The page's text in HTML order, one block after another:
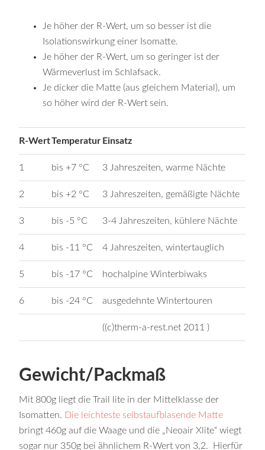
Je höher der R-Wert, um so besser ist die
Isolationswirkung einer Isomatte.
Je höher der R-Wert, um so geringer ist der
Wärmeverlust im Schlafsack.
Je dicker die Matte (aus gleichem Material), um
so höher wird der R-Wert sein.
R-WertTemperatur Einsatz
1 bis +7 °C 3 Jahreszeiten, warme Nächte
2 bis +2 °C 3 Jahreszeiten, gemäßigte Nächte
3 bis -5 °C 3-4 Jahreszeiten, kühlere Nächte
4 bis -11 °C 4 Jahreszeiten, wintertauglich
5 bis -17 °C hochalpine Winterbiwaks
6 bis -24 °C ausgedehnte Wintertouren
((c)therm-a-rest.net 2011 )
Gewicht/Packmaß
Mit 800g liegt die Trail lite in der Mittelklasse der
Isomatten. Die leichteste selbstaufblasende Matte
bringt 460g auf die Waage und die „Neoair Xlite“ wiegt
sogar nur 350g bei ähnlichem R-Wert von 3,2. Hierfür